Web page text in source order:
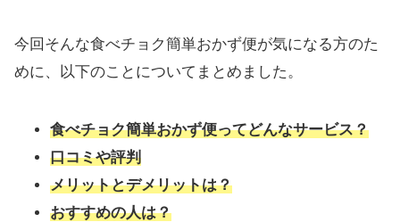
今回そんな食べチョク簡単おかず便が気になる方のた
めに、以下のことについてまとめました。
食べチョク簡単おかず便ってどんなサービス？
口コミや評判
メリットとデメリットは？
おすすめの人は？